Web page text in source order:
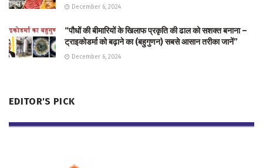
December 6, 2024
“पौधों की बीमारियों के खिलाफ प्रकृति की ढाल को सशक्त बनाना –
ट्राइकोडर्मा को बढ़ाने का (बहुगुणन) सबसे आसान तरीका जानें”
December 6, 2024
EDITOR'S PICK